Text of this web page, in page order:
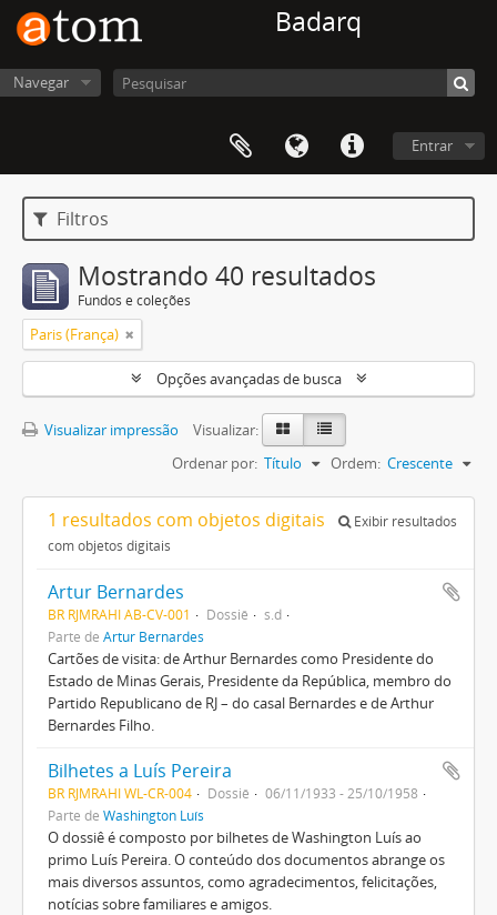
Badarq
Navegar
Entrar
Filtros
Mostrando 40 resultados
Fundos e coleções
Paris (França)
Opções avançadas de busca
Visualizar impressão
Visualizar:
Ordenar por: Título Ordem: Crescente
1 resultados com objetos digitais
Exibir resultados
com objetos digitais
Artur Bernardes
BR RJMRAHI AB-CV-001 Dossiê
s.d
Parte de Artur Bernardes
Cartões de visita: de Arthur Bernardes como Presidente do
Estado de Minas Gerais, Presidente da República, membro do
Partido Republicano de RJ – do casal Bernardes e de Arthur
Bernardes Filho.
Bilhetes a Luís Pereira
BR RJMRAHI WL-CR-004 Dossiê
06/11/1933 - 25/10/1958
Parte de Washington Luís
O dossiê é composto por bilhetes de Washington Luís ao
primo Luís Pereira. O conteúdo dos documentos abrange os
mais diversos assuntos, como agradecimentos, felicitações,
notícias sobre familiares e amigos.